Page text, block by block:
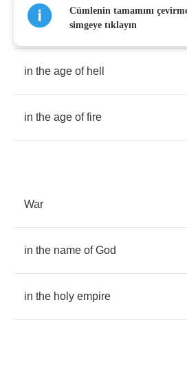
Flames
in the age of hell
in the age of fire
War
in the name of God
in the holy empire
Cümlenin tamamını
simgeye tıklayın